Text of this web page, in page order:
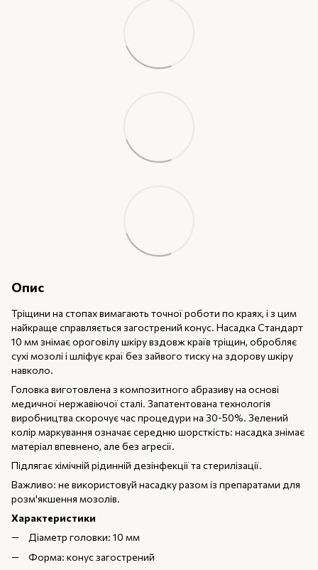
Опис
Тріщини на стопах вимагають точної роботи по краях, і з цим
найкраще справляється загострений конус. Насадка Стандарт
10 мм знімає ороговілу шкіру вздовж країв тріщин, обробляє
сухі мозолі і шліфує краї без зайвого тиску на здорову шкіру
навколо.
Головка виготовлена з композитного абразиву на основі
медичної нержавіючої сталі. Запатентована технологія
виробництва скорочує час процедури на 30-50%. Зелений
колір маркування означає середню шорсткість: насадка знімає
матеріал впевнено, але без агресії.
Підлягає хімічній рідинній дезінфекції та стерилізації.
Важливо: не використовуй насадку разом із препаратами для
розм'якшення мозолів.
Характеристики
Діаметр головки: 10 мм
Форма: конус загострений